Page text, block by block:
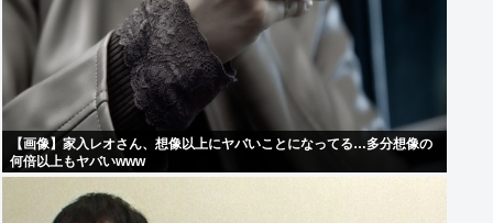
【画像】家入レオさん、想像以上にヤバいことになってる…多分想像の
何倍以上もヤバいwww